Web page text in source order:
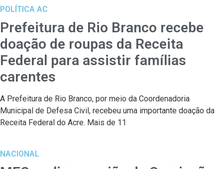
POLÍTICA AC
Prefeitura de Rio Branco recebe
doação de roupas da Receita
Federal para assistir famílias
carentes
A Prefeitura de Rio Branco, por meio da Coordenadoria
Municipal de Defesa Civil, recebeu uma importante doação da
Receita Federal do Acre. Mais de 11
NACIONAL